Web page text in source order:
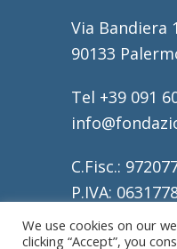
Via Bandiera
90133
Tel +39 091
C.Fisc.:
P.IVA:
REA: 317196
We use cookies on our
clicking “Accept”, you